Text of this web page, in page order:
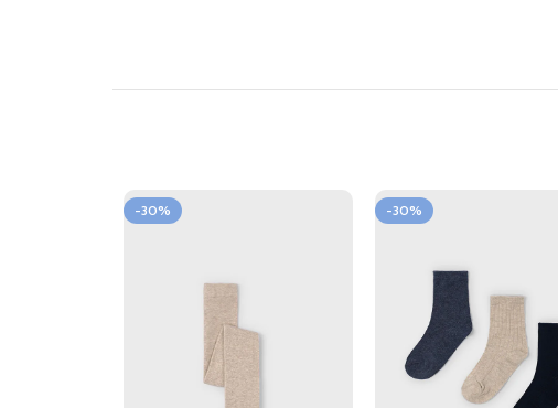
-30% -30%